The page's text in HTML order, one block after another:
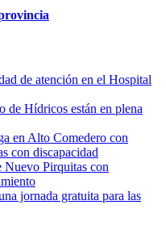
de atención en el Hospital
de Hídricos están en plena
en Alto Comedero con
con discapacidad
Nuevo Pirquitas con
jornada gratuita para las